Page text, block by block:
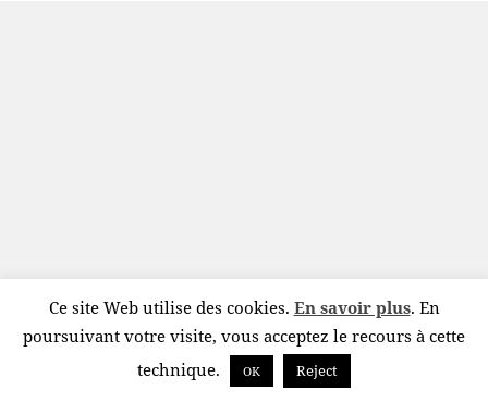
Ce site Web utilise des cookies. En savoir plus. En
poursuivant votre visite, vous acceptez le recours à cette
technique.
OK Reject